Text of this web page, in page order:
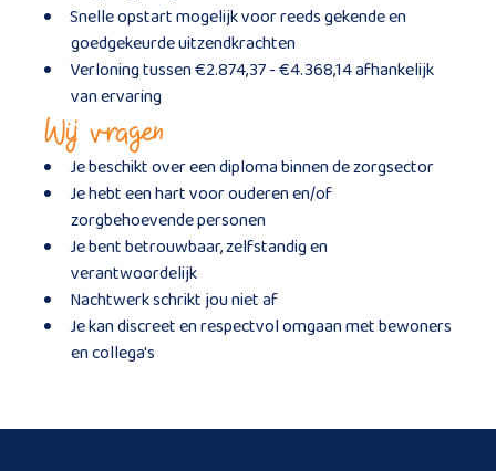
Snelle opstart mogelijk voor reeds gekende en
goedgekeurde uitzendkrachten
Verloning tussen €2.874,37 - €4.368,14 afhankelijk
van ervaring
Wij vragen
Je beschikt over een diploma binnen de zorgsector
Je hebt een hart voor ouderen en/of
zorgbehoevende personen
Je bent betrouwbaar, zelfstandig en
verantwoordelijk
Nachtwerk schrikt jou niet af
Je kan discreet en respectvol omgaan met bewoners
en collega's